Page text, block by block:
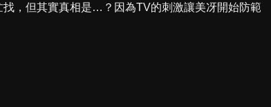
，但其實真相是…？因為TV的刺激讓美冴開始防範